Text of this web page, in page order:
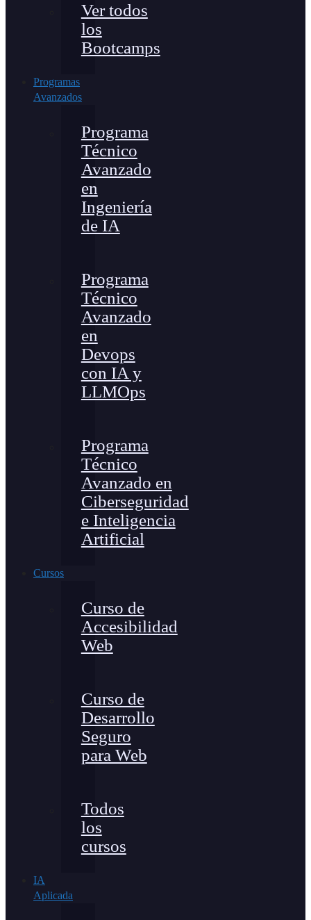
Ver todos
los
Bootcamps
Programas
Avanzados
Programa
Técnico
Avanzado
en
Ingeniería
de IA
Programa
Técnico
Avanzado
en
Devops
con IA y
LLMOps
Programa
Técnico
Avanzado en
Ciberseguridad
e Inteligencia
Artificial
Cursos
Curso de
Accesibilidad
Web
Curso de
Desarrollo
Seguro
para Web
Todos
los
cursos
IA
Aplicada